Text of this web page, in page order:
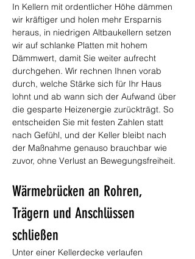
In Kellern mit ordentlicher Höhe dämmen
wir kräftiger und holen mehr Ersparnis
heraus, in niedrigen Altbaukellern setzen
wir auf schlanke Platten mit hohem
Dämmwert, damit Sie weiter aufrecht
durchgehen. Wir rechnen Ihnen vorab
durch, welche Stärke sich für Ihr Haus
lohnt und ab wann sich der Aufwand über
die gesparte Heizenergie zurückträgt. So
entscheiden Sie mit festen Zahlen statt
nach Gefühl, und der Keller bleibt nach
der Maßnahme genauso brauchbar wie
zuvor, ohne Verlust an Bewegungsfreiheit.
Wärmebrücken an Rohren,
Trägern und Anschlüssen
schließen
Unter einer Kellerdecke verlaufen